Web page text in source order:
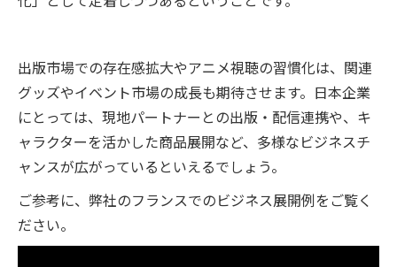
出版市場での存在感拡大やアニメ視聴の習慣化は、関連
グッズやイベント市場の成長も期待させます。日本企業
にとっては、現地パートナーとの出版・配信連携や、キ
ャラクターを活かした商品展開など、多様なビジネスチ
ャンスが広がっているといえるでしょう。
ご参考に、弊社のフランスでのビジネス展開例をご覧く
ださい。